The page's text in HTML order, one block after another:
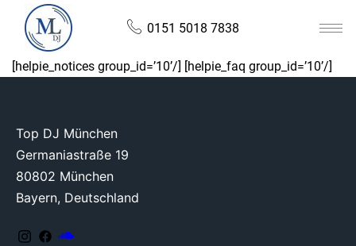
0151 5018 7838
[helpie_notices group_id=’10’/] [helpie_faq group_id=’10’/]
Top DJ München
Germaniastraße 19
80802 München
Bayern, Deutschland